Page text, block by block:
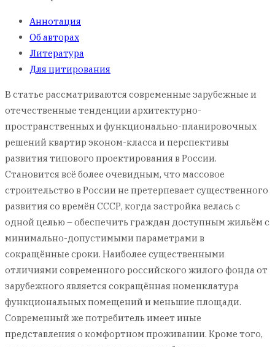
Аннотация
Об авторах
Литература
Для цитирования
В статье рассматриваются современные зарубежные и
отечественные тенденции архитектурно-
пространственных и функционально-планировочных
решений квартир эконом-класса и перспективы
развития типового проектирования в России.
Становится всё более очевидным, что массовое
строительство в России не претерпевает существенного
развития со времён СССР, когда застройка велась с
одной целью – обеспечить граждан доступным жильём с
минимально-допустимыми параметрами в
сокращённые сроки. Наиболее существенными
отличиями современного российского жилого фонда от
зарубежного является сокращённая номенклатура
функциональных помещений и меньшие площади.
Современный же потребитель имеет иные
представления о комфортном проживании. Кроме того,